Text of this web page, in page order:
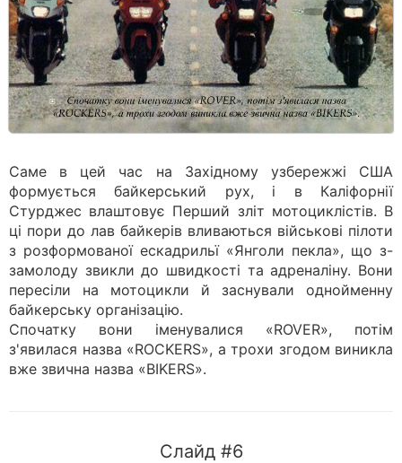
Саме в цей час на Західному узбережжі США
формується байкерський рух, і в Каліфорнії
Стурджес влаштовує Перший зліт мотоциклістів. В
ці пори до лав байкерів вливаються військові пілоти
з розформованої ескадрильї «Янголи пекла», що з-
замолоду звикли до швидкості та адреналіну. Вони
пересіли на мотоцикли й заснували однойменну
байкерську організацію.
Спочатку вони іменувалися «ROVER», потім
з'явилася назва «ROCKERS», а трохи згодом виникла
вже звична назва «BIKERS».
Слайд #6